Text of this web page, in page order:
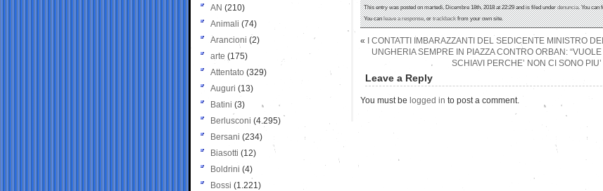
This entry was posted on martedì, Dicembre 18th, 2018 at 22:29 and is filed underdenuncia. You can
You canleave a response, ortrackbackfrom your own site.
«
I CONTATTI IMBARAZZANTI DEL SEDICENTE MINISTRO
UNGHERIA SEMPRE IN PIAZZA CONTRO ORBAN:
SCHIAVI PERCHE’ NON CI SONO PIU’
Leave a Reply
You must be logged in to post a comment.
AN (210)
Animali (74)
Arancioni (2)
arte (175)
Attentato (329)
Auguri (13)
Batini (3)
Berlusconi (4.295)
Bersani (234)
Biasotti (12)
Boldrini (4)
Bossi (1.221)